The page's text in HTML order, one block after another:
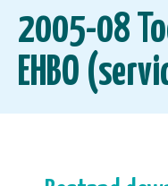
2005-08
EHBO